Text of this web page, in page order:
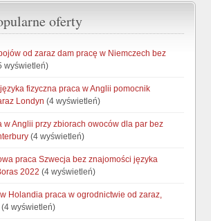
oferty
od zaraz dam pracę w Niemczech bez
wyświetleń)
fizyczna praca w Anglii pomocnik
Londyn (4 wyświetleń)
w Anglii przy zbiorach owoców dla par bez
(4 wyświetleń)
praca Szwecja bez znajomości języka
2022 (4 wyświetleń)
Holandia praca w ogrodnictwie od zaraz,
(4 wyświetleń)